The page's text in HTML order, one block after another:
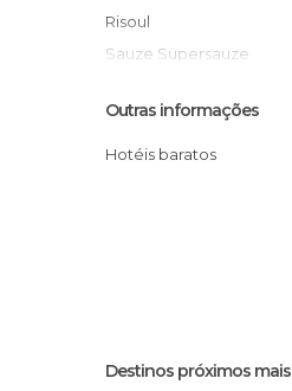
Risoul
Sauze Supersauze
Val d'Allos 1800 La Foux
Vars
Outras informações
Hotéis baratos
Destinos próximos